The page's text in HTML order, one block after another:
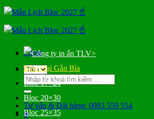
Bỏ
qua
nội
dung
Menu
Tìm
kiếm:
Tư vấn & Đặt hàng: 0983 559 554
0
>
Bloc Đại Gắn Bìa
Bloc 17×24
Bloc 20×30
Bloc 25×35